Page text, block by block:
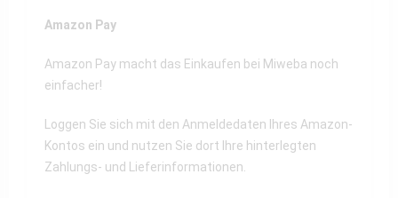
Amazon Pay
Amazon Pay macht das Einkaufen bei Miweba noch
einfacher!
Loggen Sie sich mit den Anmeldedaten Ihres Amazon-
Kontos ein und nutzen Sie dort Ihre hinterlegten
Zahlungs- und Lieferinformationen.